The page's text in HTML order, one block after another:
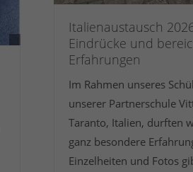
Italienaustausch
Eindrücke und
Erfahrungen
Im Rahmen unseres
unserer Partnerschule
Taranto, Italien, durften
ganz besondere
Einzelheiten und Fotos